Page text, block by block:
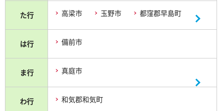
た行 高梁市 玉野市 都窪郡早島町
は行 備前市
ま行 真庭市
わ行 和気郡和気町